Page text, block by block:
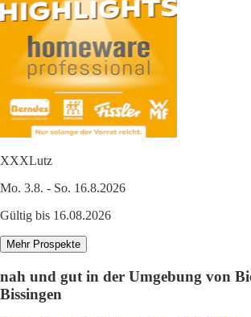
XXXLutz
Mo. 3.8. - So. 16.8.2026
Gültig bis 16.08.2026
Mehr Prospekte
nah und gut in der Umgebung von
Bissingen